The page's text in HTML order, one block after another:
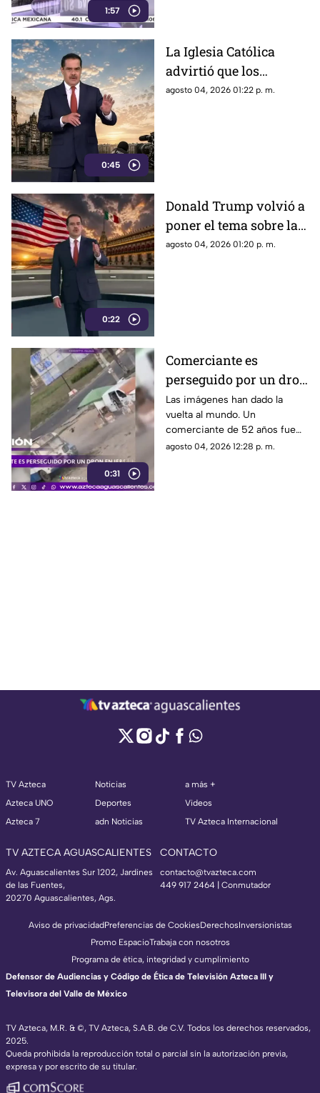
1:57
0:45
La Iglesia Católica
advirtió que los
lineamientos para la
agosto 04, 2026 01:22 p. m.
0:22
Donald Trump volvió a
poner el tema sobre la
mesa sobre la
agosto 04, 2026 01:20 p. m.
0:31
Comerciante es
perseguido por un dron
en Jersón
Las imágenes han dado la
vuelta al mundo. Un
comerciante de 52 años fue
perseguido por un dron FPV
agosto 04, 2026 12:28 p. m.
TV Azteca
Azteca UNO
Azteca 7
Noticias
Deportes
adn Noticias
a más +
Videos
TV Azteca Internacional
TV AZTECA AGUASCALIENTES
Av. Aguascalientes Sur 1202, Jardines
de las Fuentes,
20270 Aguascalientes, Ags.
CONTACTO
contacto@tvazteca.com
449 917 2464 | Conmutador
TV Azteca, M.R. & ©, TV Azteca, S.A.B. de C.V. Todos los derechos reservados,
2025.
Queda prohibida la reproducción total o parcial sin la autorización previa,
expresa y por escrito de su titular.
Aviso de privacidadPreferencias de CookiesDerechosInversionistas
Promo EspacioTrabaja con nosotros
Programa de ética, integridad y cumplimiento
Defensor de Audiencias y Código de Ética de Televisión Azteca III y
Televisora del Valle de México